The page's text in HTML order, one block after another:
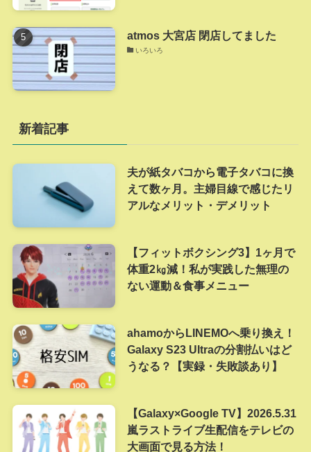
atmos 大宮店 閉店してました
いろいろ
新着記事
夫が紙タバコから電子タバコに換
えて数ヶ月。主婦目線で感じたリ
アルなメリット・デメリット
【フィットボクシング3】1ヶ月で
体重2㎏減！私が実践した無理の
ない運動＆食事メニュー
ahamoからLINEMOへ乗り換え！
Galaxy S23 Ultraの分割払いはど
うなる？【実録・失敗談あり】
【Galaxy×Google TV】2026.5.31
嵐ラストライブ生配信をテレビの
大画面で見る方法！